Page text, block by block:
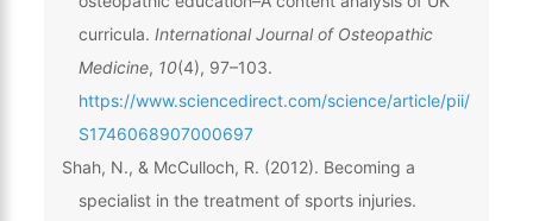
curricula. International Journal of Osteopathic
Medicine, 10(4), 97–103.
https://www.sciencedirect.com/science/article/pii/
S1746068907000697
Shah, N., & McCulloch, R. (2012). Becoming a
specialist in the treatment of sports injuries.